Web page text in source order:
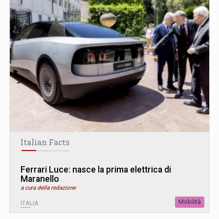
Italian Facts
Ferrari Luce: nasce la prima elettrica di
Maranello
a cura della redazione
ITALIA Mobilità